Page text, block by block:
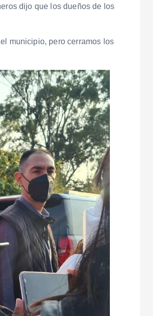
dijo que los dueños de los
municipio, pero cerramos los